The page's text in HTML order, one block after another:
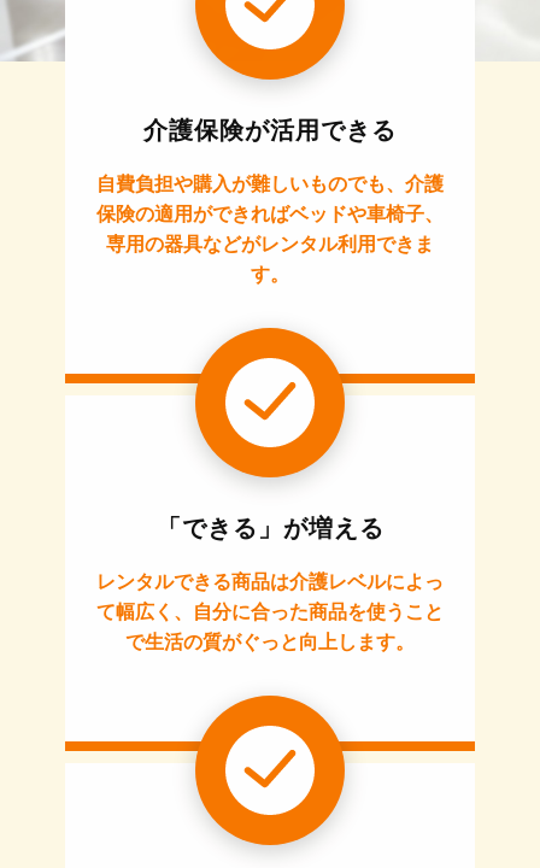
介護保険が活用できる
自費負担や購入が難しいものでも、介護
保険の適用ができればベッドや車椅子、
専用の器具などがレンタル利用できま
す。
「できる」が増える
レンタルできる商品は介護レベルによっ
て幅広く、自分に合った商品を使うこと
で生活の質がぐっと向上します。